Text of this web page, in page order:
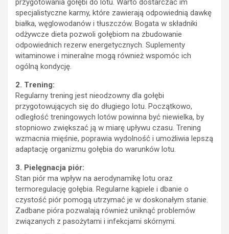
specjalistyczne karmy, które zawierają odpowiednią dawkę
białka, węglowodanów i tłuszczów. Bogata w składniki
odżywcze dieta pozwoli gołębiom na zbudowanie
odpowiednich rezerw energetycznych. Suplementy
witaminowe i mineralne mogą również wspomóc ich
ogólną kondycję.
2. Trening:
Regularny trening jest nieodzowny dla gołębi
przygotowujących się do długiego lotu. Początkowo,
odległość treningowych lotów powinna być niewielka, by
stopniowo zwiększać ją w miarę upływu czasu. Trening
wzmacnia mięśnie, poprawia wydolność i umożliwia lepszą
adaptację organizmu gołębia do warunków lotu.
3. Pielęgnacja piór:
Stan piór ma wpływ na aerodynamikę lotu oraz
termoregulację gołębia. Regularne kąpiele i dbanie o
czystość piór pomogą utrzymać je w doskonałym stanie.
Zadbane pióra pozwalają również uniknąć problemów
związanych z pasożytami i infekcjami skórnymi.